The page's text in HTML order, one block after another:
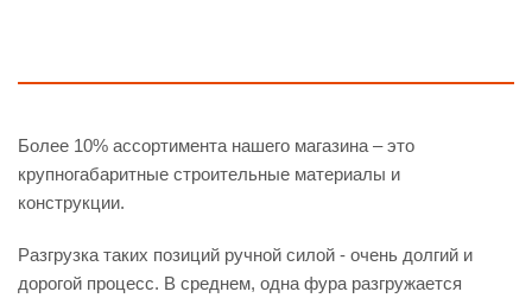
Более 10% ассортимента нашего магазина – это
крупногабаритные строительные материалы и
конструкции.
Разгрузка таких позиций ручной силой - очень долгий и
дорогой процесс. В среднем, одна фура разгружается